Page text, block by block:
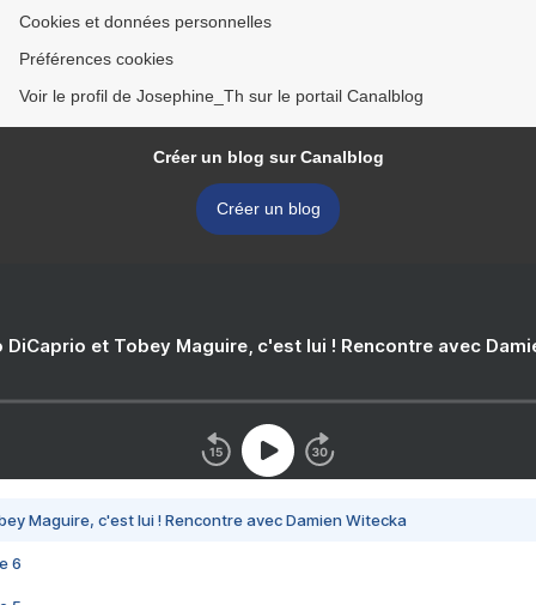
Cookies et données personnelles
Préférences cookies
Voir le profil de Josephine_Th sur le portail Canalblog
Créer un blog sur Canalblog
Créer un blog
DiCaprio et Tobey Maguire, c'est lui ! Rencontre avec
Maguire, c'est lui ! Rencontre avec Damien Witecka
6